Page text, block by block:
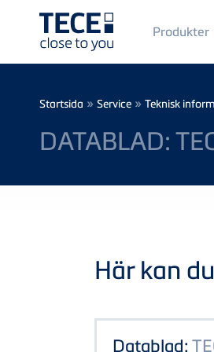
Main
Menü
1
Produkter
Breadcrumb
Startsida » Service » Teknisk
DATABLAD:
Här kan
Datablad: